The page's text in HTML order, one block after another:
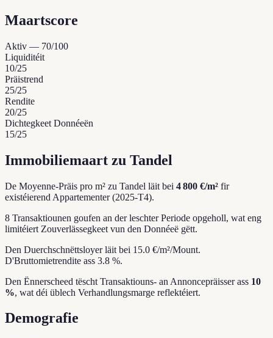
Maartscore
Aktiv — 70/100
Liquiditéit
10/25
Präistrend
25/25
Rendite
20/25
Dichtegkeet Donnéeën
15/25
Immobiliemaart zu Tandel
De Moyenne-Präis pro m² zu Tandel läit bei 4 800 €/m² fir
existéierend Appartementer (2025-T4).
8 Transaktiounen goufen an der leschter Periode opgeholl, wat eng
limitéiert Zouverlässegkeet vun den Donnéeë gëtt.
Den Duerchschnëttsloyer läit bei 15.0 €/m²/Mount.
D'Bruttomietrendite ass 3.8 %.
Den Ënnerscheed tëscht Transaktiouns- an Annoncepräisser ass 10
%, wat déi üblech Verhandlungsmarge reflektéiert.
Demografie